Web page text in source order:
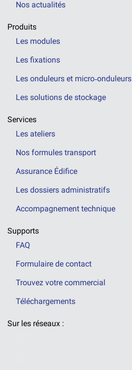
Nos actualités
Produits
Les modules
Les fixations
Les onduleurs et micro‑onduleurs
Les solutions de stockage
Services
Les ateliers
Nos formules transport
Assurance Édifice
Les dossiers administratifs
Accompagnement technique
Supports
FAQ
Formulaire de contact
Trouvez votre commercial
Téléchargements
Sur les réseaux :